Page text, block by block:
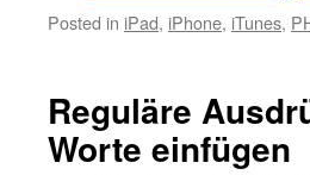
Posted in iPad, iPhone, iTunes,
Reguläre
Worte einfügen